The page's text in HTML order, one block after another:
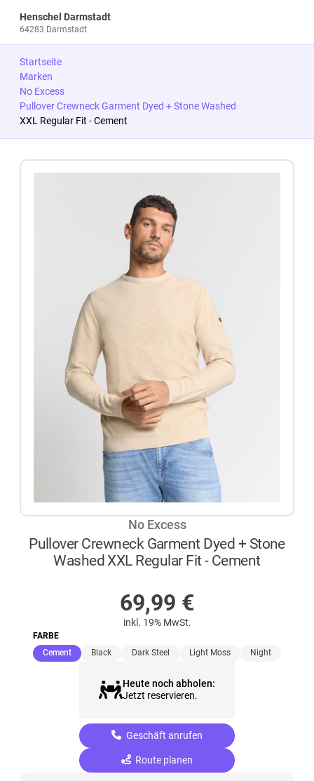
Henschel Darmstadt
64283 Darmstadt
Startseite
Marken
No Excess
Pullover Crewneck Garment Dyed + Stone Washed
XXL Regular Fit - Cement
Zum Produkt springen
Zur Produktbeschreibung springen
No Excess
Pullover Crewneck Garment Dyed + Stone
Washed XXL Regular Fit - Cement
69,99 €
inkl. 19% MwSt.
FARBE
Cement(ausgewählt)
Black Dark Steel Light Moss Night
Heute noch abholen:
Jetzt reservieren.
Geschäft anrufen
Route planen